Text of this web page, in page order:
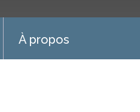
À propos